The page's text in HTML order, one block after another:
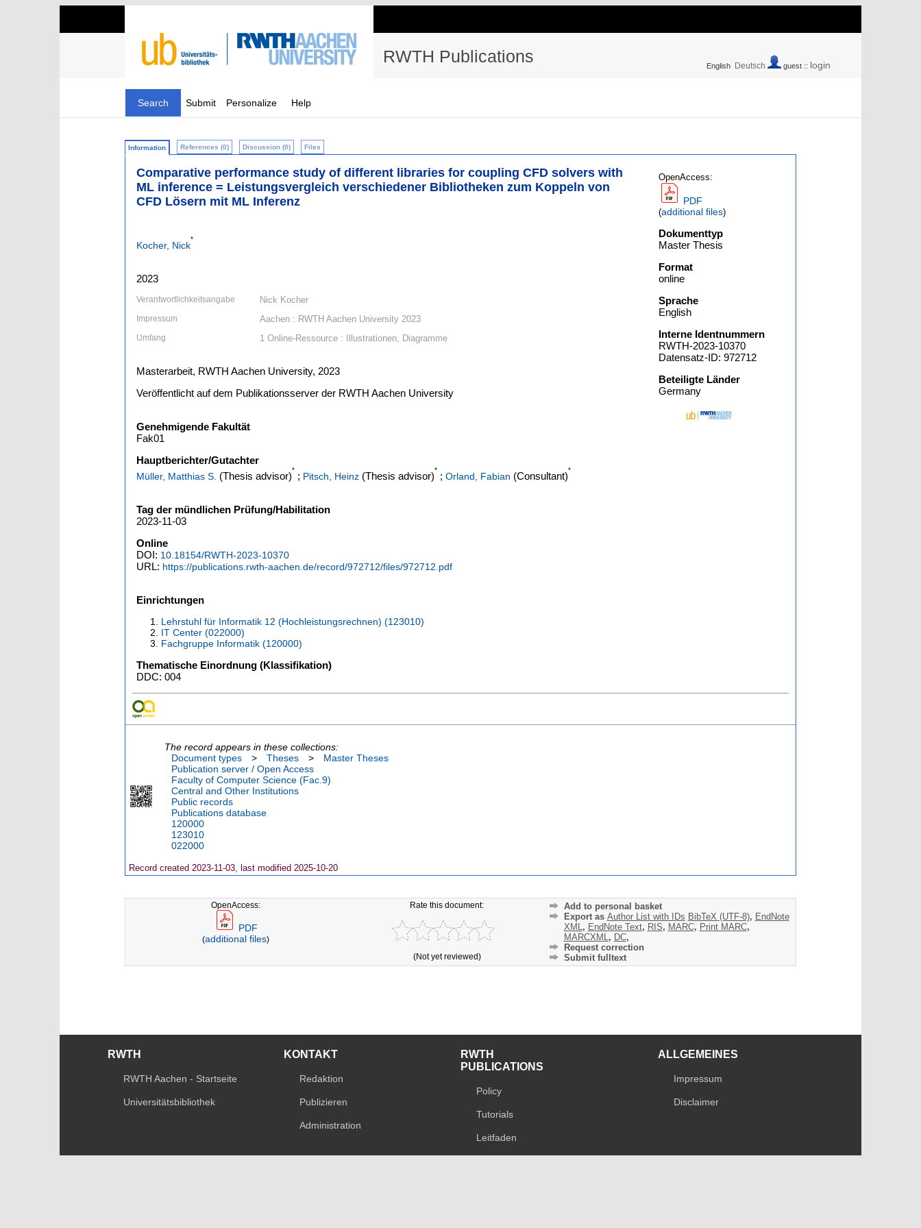
RWTH Publications English Deutsch guest :: login
Search Submit Personalize Help
Information References (0) Discussion (0) Files
Comparative performance study of different libraries for coupling CFD solvers with
ML inference = Leistungsvergleich verschiedener Bibliotheken zum Koppeln von
CFD Lösern mit ML Inferenz
Kocher, Nick
*
2023
Verantwortlichkeitsangabe Nick Kocher
Impressum Aachen : RWTH Aachen University 2023
Umfang 1 Online-Ressource : Illustrationen, Diagramme
Masterarbeit, RWTH Aachen University, 2023
Veröffentlicht auf dem Publikationsserver der RWTH Aachen University
Genehmigende Fakultät
Fak01
Hauptberichter/Gutachter
Müller, Matthias S. (Thesis advisor)
*
; Pitsch, Heinz (Thesis advisor)
*
; Orland, Fabian (Consultant)
*
Tag der mündlichen Prüfung/Habilitation
2023-11-03
Online
DOI: 10.18154/RWTH-2023-10370
URL: https://publications.rwth-aachen.de/record/972712/files/972712.pdf
Einrichtungen
Lehrstuhl für Informatik 12 (Hochleistungsrechnen) (123010)
IT Center (022000)
Fachgruppe Informatik (120000)
Thematische Einordnung (Klassifikation)
DDC: 004
OpenAccess:
PDF
(additional files)
Dokumenttyp
Master Thesis
Format
online
Sprache
English
Interne Identnummern
RWTH-2023-10370
Datensatz-ID: 972712
Beteiligte Länder
Germany
The record appears in these collections:
Document types
> Theses >
Master Theses
Publication server / Open Access
Faculty of Computer Science (Fac.9)
Central and Other Institutions
Public records
Publications database
120000
123010
022000
Record created 2023-11-03, last modified 2025-10-20
OpenAccess:
PDF
(additional files)
Rate this document:
(Not yet reviewed)
Add to personal basket
Export as Author List with IDs BibTeX (UTF-8), EndNote
XML , EndNote Text, RIS, MARC, Print MARC,
MARCXML , DC,
Request correction
Submit fulltext
RWTH
RWTH Aachen - Startseite
Universitätsbibliothek
KONTAKT
Redaktion
Publizieren
Administration
RWTH
PUBLICATIONS
Policy
Tutorials
Leitfaden
ALLGEMEINES
Impressum
Disclaimer